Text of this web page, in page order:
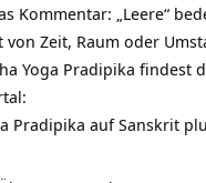
Kommentar: „Leere“
Zeit, Raum oder
Yoga Pradipika findest
Pradipika auf Sanskrit